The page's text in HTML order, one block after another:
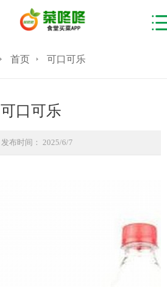
首页 可口可乐
可口可乐
发布时间： 2025/6/7